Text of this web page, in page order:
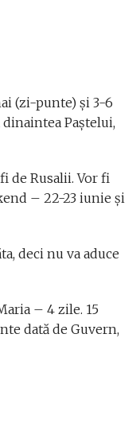
(zi-punte) și 3-6
dinaintea Paștelui,
de Rusalii. Vor fi
– 22-23 iunie și
deci nu va aduce
– 4 zile. 15
dată de Guvern,